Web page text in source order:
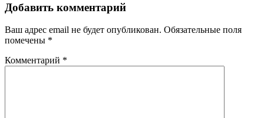
Добавить комментарий
Ваш адрес email не будет опубликован. Обязательные поля
помечены *
Комментарий *